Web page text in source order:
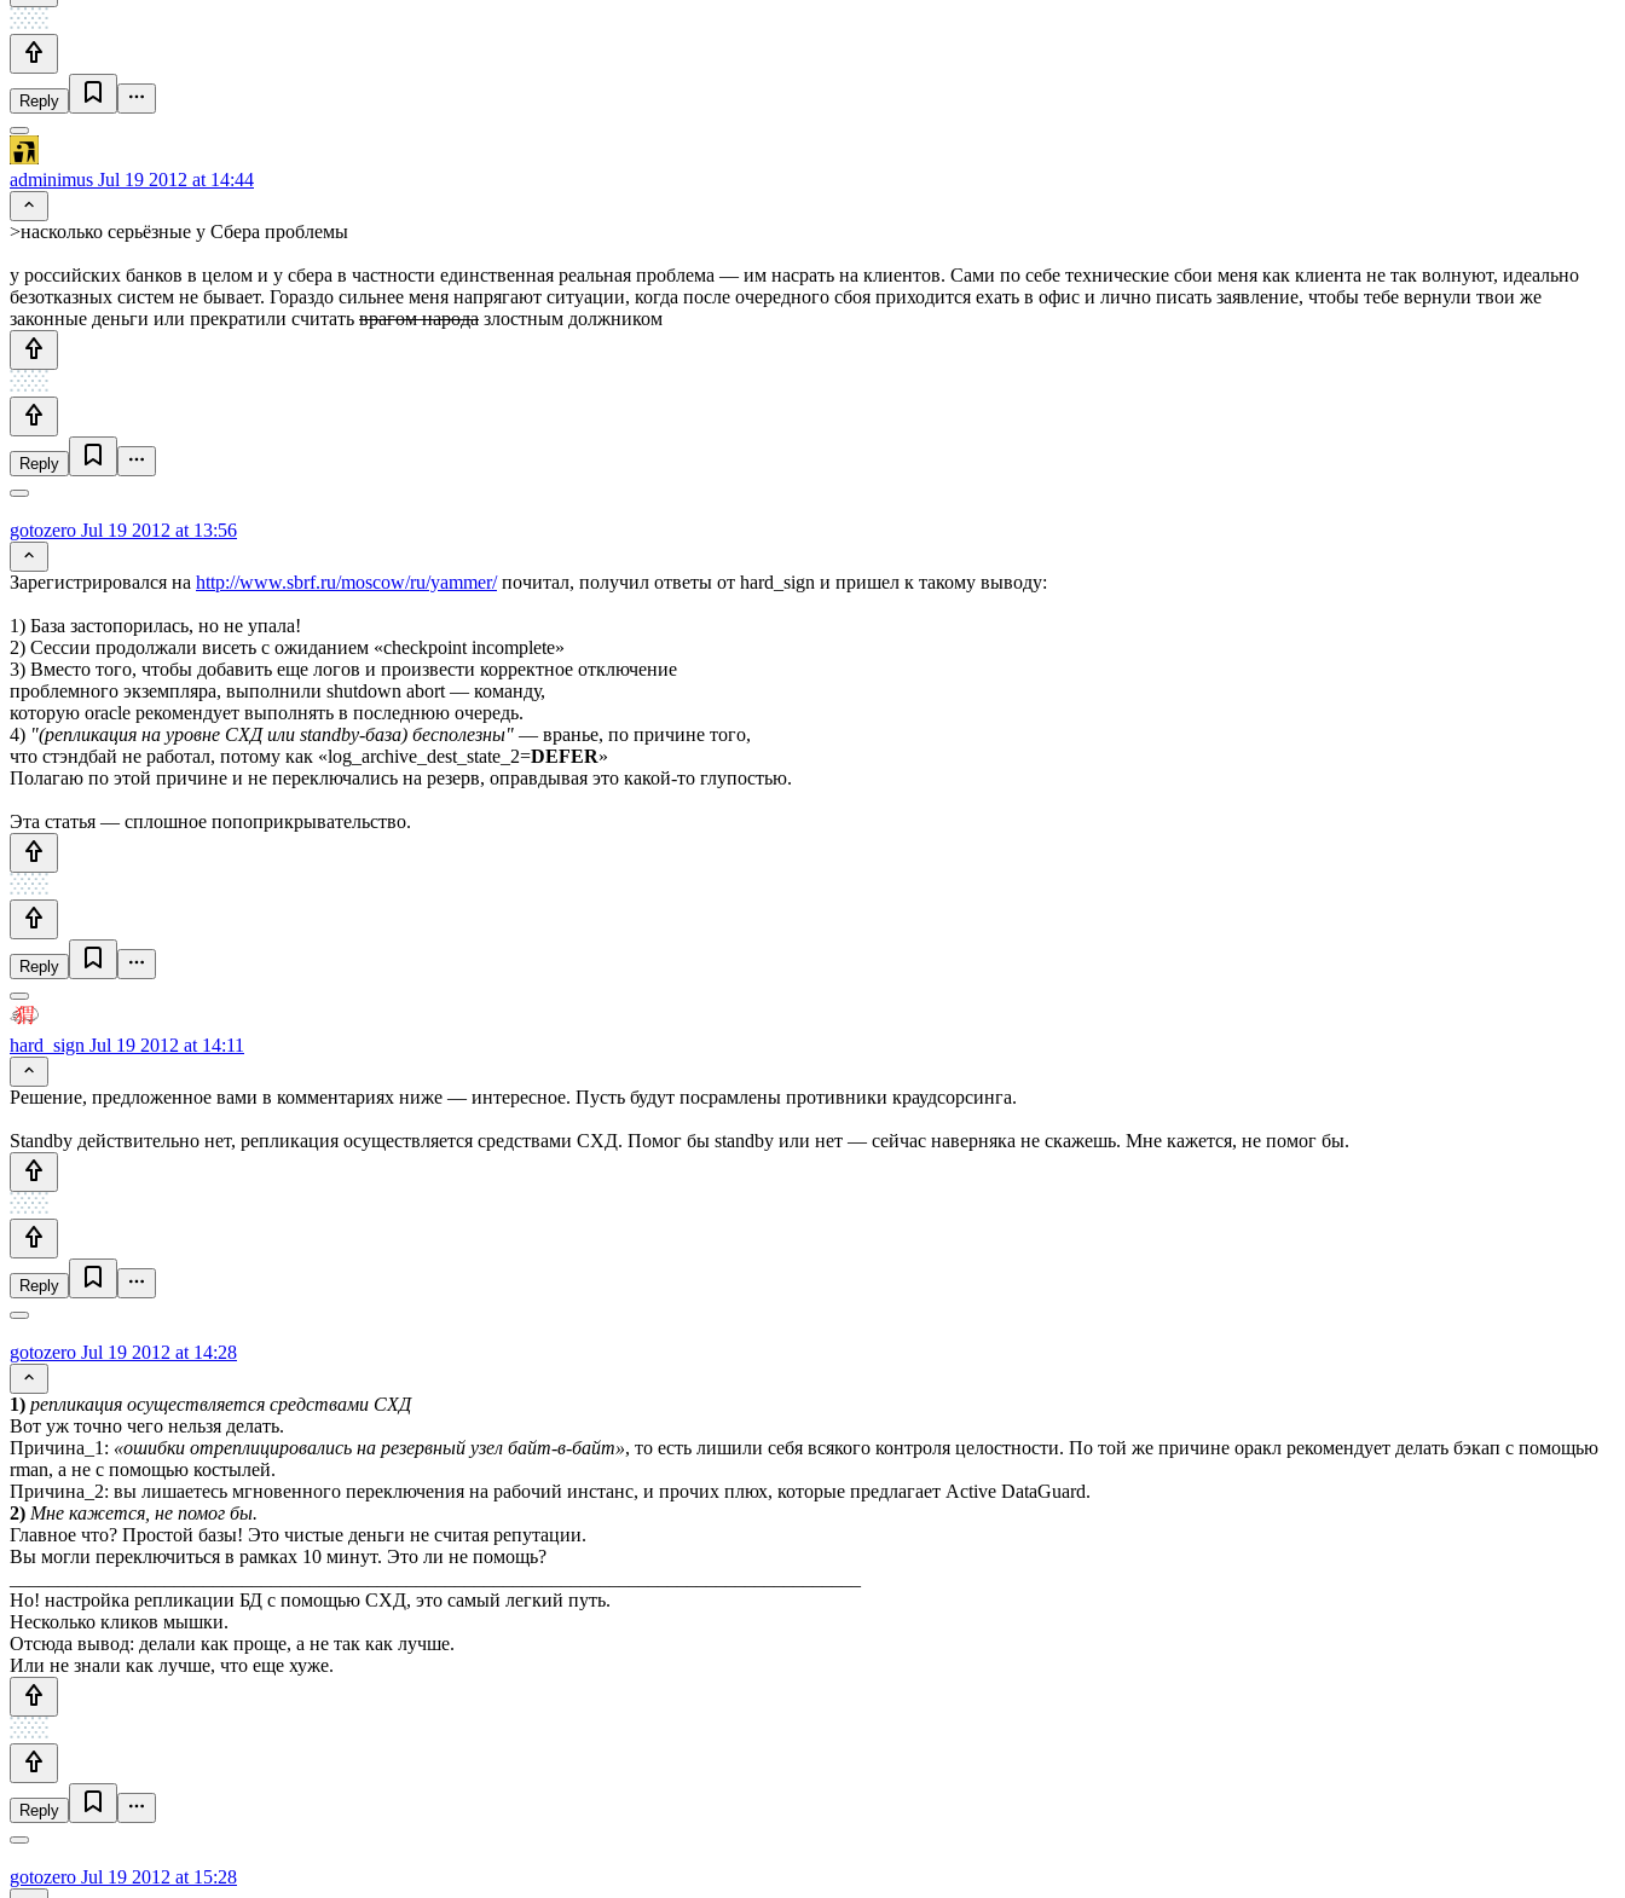
Reply
adminimus Jul 19 2012 at 14:44
>насколько серьёзные у Сбера проблемы
у российских банков в целом и у сбера в частности единственная реальная проблема — им насрать на клиентов. Сами по себе технические сбои меня как клиента не так волнуют, идеально
безотказных систем не бывает. Гораздо сильнее меня напрягают ситуации, когда после очередного сбоя приходится ехать в офис и лично писать заявление, чтобы тебе вернули твои же
законные деньги или прекратили считать врагом народа злостным должником
Reply
gotozero Jul 19 2012 at 13:56
Зарегистрировался на http://www.sbrf.ru/moscow/ru/yammer/почитал, получил ответы от hard_sign и пришел к такому выводу:
1) База застопорилась, но не упала!
2) Сессии продолжали висеть с ожиданием «checkpoint incomplete»
3) Вместо того, чтобы добавить еще логов и произвести корректное отключение
проблемного экземпляра, выполнили shutdown abort — команду,
которую oracle рекомендует выполнять в последнюю очередь.
4) "(репликация на уровне СХД или standby-база) бесполезны" — вранье, по причине того,
что стэндбай не работал, потому как «log_archive_dest_state_2=DEFER»
Полагаю по этой причине и не переключались на резерв, оправдывая это какой-то глупостью.
Эта статья — сплошное попоприкрывательство.
Reply
hard_sign Jul 19 2012 at 14:11
Решение, предложенное вами в комментариях ниже — интересное. Пусть будут посрамлены противники краудсорсинга.
Standby действительно нет, репликация осуществляется средствами СХД. Помог бы standby или нет — сейчас наверняка не скажешь. Мне кажется, не помог бы.
Reply
gotozero Jul 19 2012 at 14:28
1) репликация осуществляется средствами СХД
Вот уж точно чего нельзя делать.
Причина_1: «ошибки отреплицировались на резервный узел байт-в-байт», то есть лишили себя всякого контроля целостности. По той же причине оракл рекомендует делать бэкап с помощью
rman, а не с помощью костылей.
Причина_2: вы лишаетесь мгновенного переключения на рабочий инстанс, и прочих плюх, которые предлагает Active DataGuard.
2) Мне кажется, не помог бы.
Главное что? Простой базы! Это чистые деньги не считая репутации.
Вы могли переключиться в рамках 10 минут. Это ли не помощь?
Но! настройка репликации БД с помощью СХД, это самый легкий путь.
Несколько кликов мышки.
Отсюда вывод: делали как проще, а не так как лучше.
Или не знали как лучше, что еще хуже.
Reply
gotozero Jul 19 2012 at 15:28